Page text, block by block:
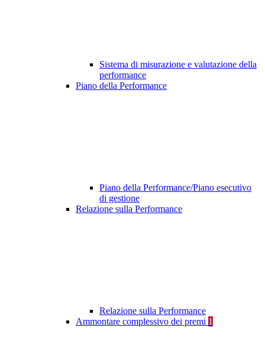
Sistema di misurazione e valutazione della
performance
Piano della Performance
Piano della Performance/Piano esecutivo
di gestione
Relazione sulla Performance
Relazione sulla Performance
Ammontare complessivo dei premi 1